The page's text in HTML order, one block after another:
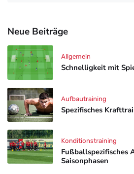
Neue Beiträge
Schnelligkeit mit
Allgemein
Spezifisches
Aufbautraining
Fußballspezifisches
Saisonphasen
Konditionstraining